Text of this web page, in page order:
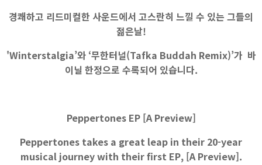
경쾌하고 리드미컬한 사운드에서 고스란히 느낄 수 있는 그들의
젊은날!
'Winterstalgia’와 ‘무한터널(Tafka Buddah Remix)’가 바
이닐 한정으로 수록되어 있습니다.
Peppertones EP [A Preview]
Peppertones takes a great leap in their 20-year
musical journey with their first EP, [A Preview].